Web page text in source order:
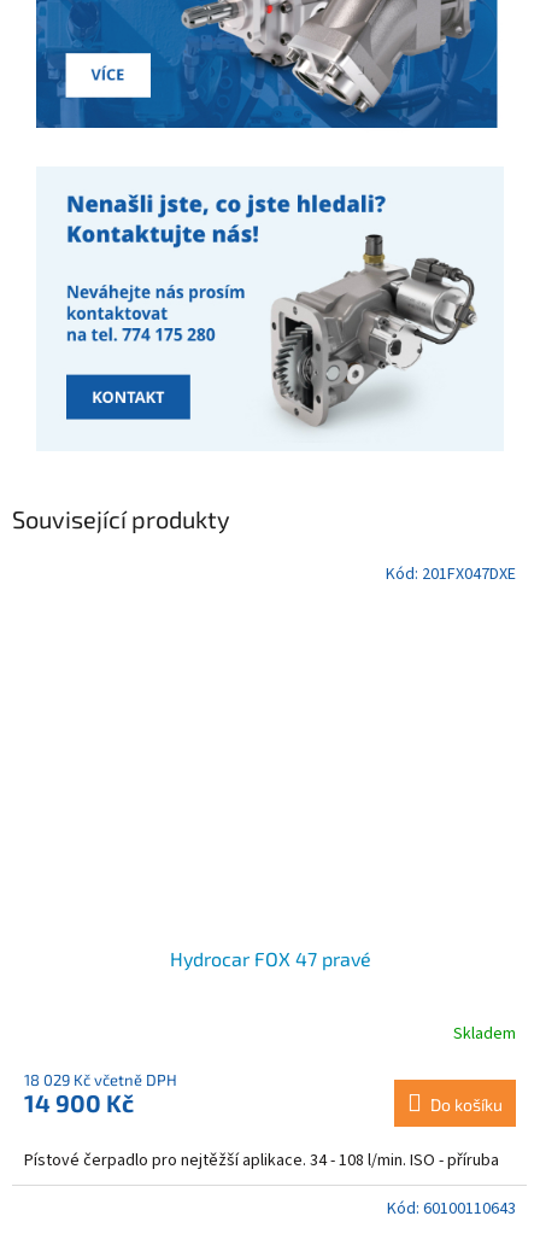
Související produkty
Hydrocar FOX 47 pravé
Skladem
18 029 Kč včetně DPH
14 900 Kč Do košíku
Pístové čerpadlo pro nejtěžší aplikace. 34 - 108 l/min. ISO - příruba
Kód: 201FX047DXE
Kód: 60100110643